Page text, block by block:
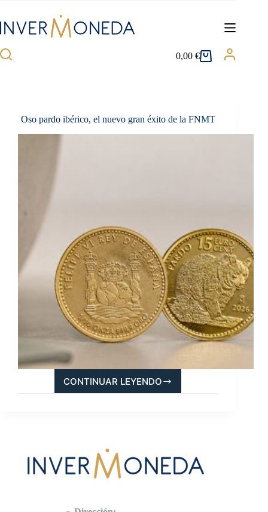
contenido
Carro
0,00€
Oso pardo ibérico, el nuevo gran éxito de la FNMT
CONTINUAR LEYENDO
OSO
PARDO
ÉXITO
DE
LA